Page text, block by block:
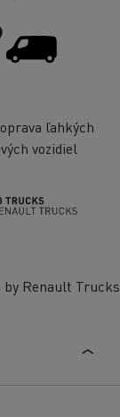
ľahkých
vozidiel
by Renault Trucks